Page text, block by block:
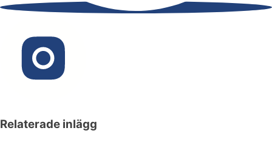
Relaterade inlägg